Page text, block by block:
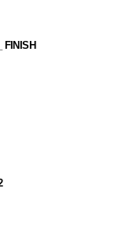
FINISH